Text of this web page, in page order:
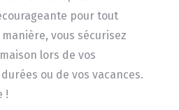
pour tout
vous sécurisez
lors de vos
ou de vos vacances.
!